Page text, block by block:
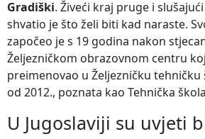
Gradiški. Živeći kraj pruge i
shvatio je što želi biti kad naraste.
započeo je s 19 godina nakon
Željezničkom obrazovnom centru
preimenovao u Željezničku tehničku
od 2012., poznata kao Tehnička
U Jugoslaviji su uvjeti